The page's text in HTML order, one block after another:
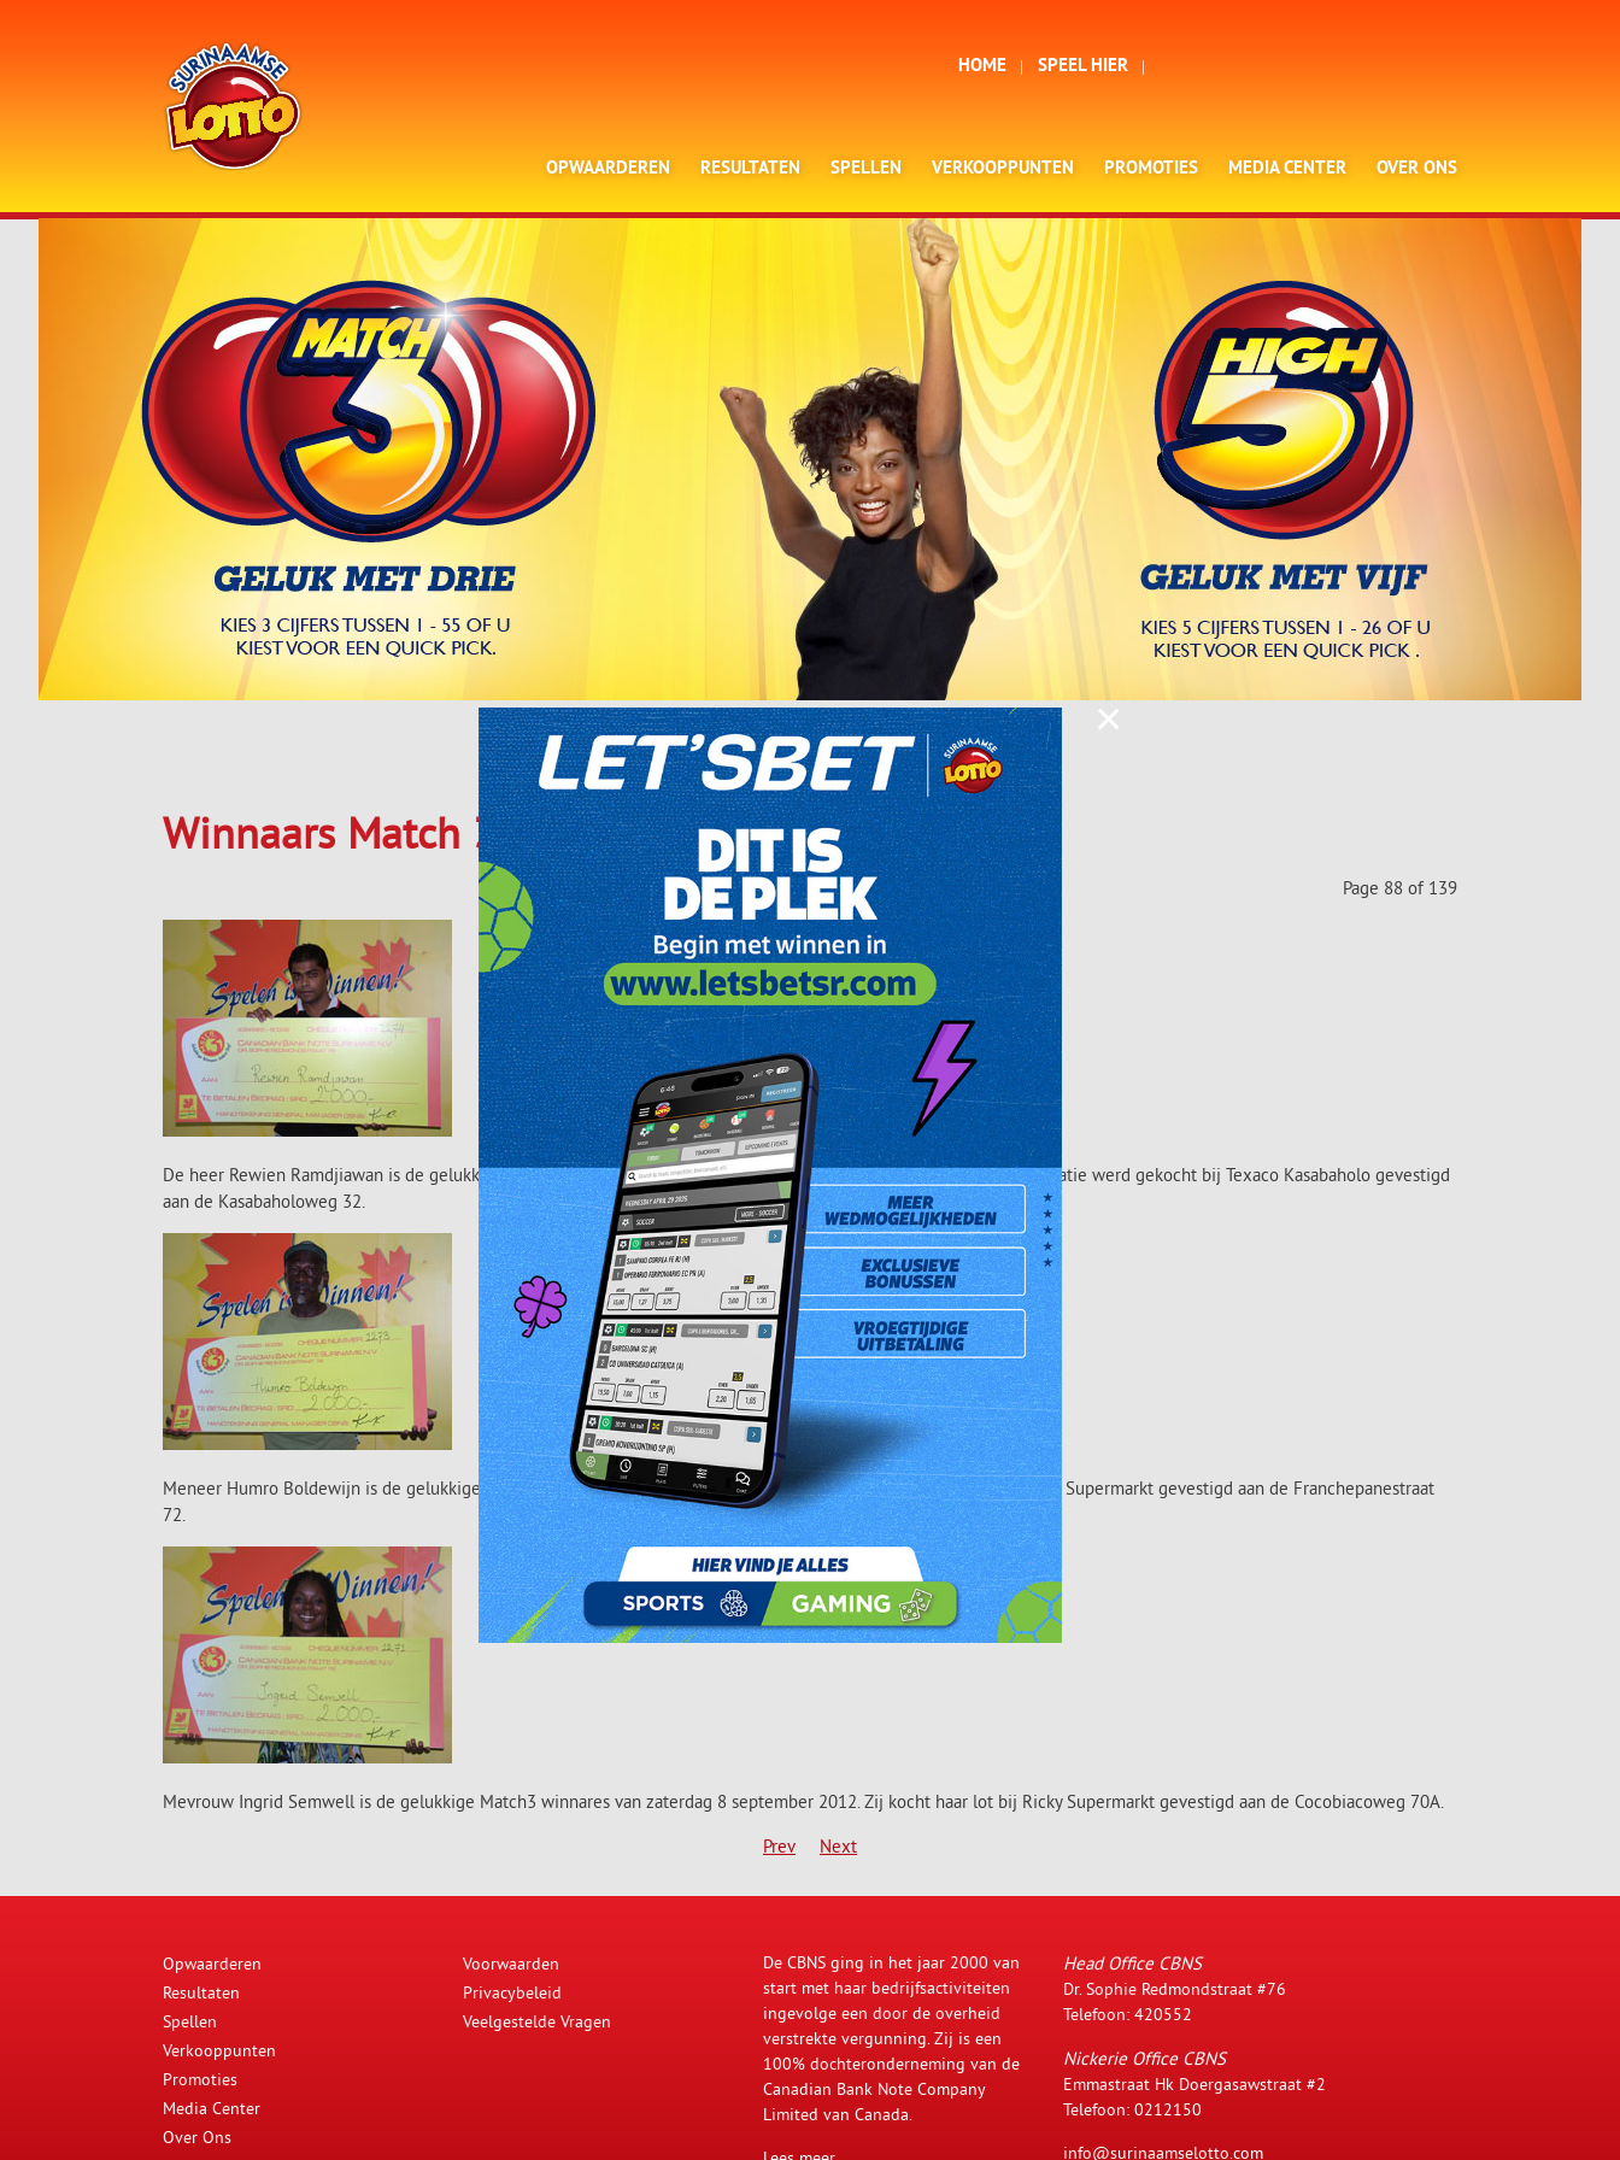
HOME SPEEL HIER
OPWAARDEREN RESULTATEN SPELLEN VERKOOPPUNTEN PROMOTIES MEDIA CENTER OVER ONS
Winnaars Match 3
Page 88 of 139
De heer Rewien Ramdjiawan is de gelukkige Match3 winnaar van zaterdag 15 september 2012. De winnende combinatie werd gekocht bij Texaco Kasabaholo gevestigd
aan de Kasabaholoweg 32.
Meneer Humro Boldewijn is de gelukkige Match3 winnaar van zaterdag 15 september 2012. Hij kocht het lot bij Li Ya Supermarkt gevestigd aan de Franchepanestraat
72.
Mevrouw Ingrid Semwell is de gelukkige Match3 winnares van zaterdag 8 september 2012. Zij kocht haar lot bij Ricky Supermarkt gevestigd aan de Cocobiacoweg 70A.
Prev
Next
Opwaarderen
Resultaten
Spellen
Verkooppunten
Promoties
Media Center
Over Ons
Voorwaarden
Privacybeleid
Veelgestelde Vragen
De CBNS ging in het jaar 2000 van
start met haar bedrijfsactiviteiten
ingevolge een door de overheid
verstrekte vergunning. Zij is een
100% dochteronderneming van de
Canadian Bank Note Company
Limited van Canada.
Head Office CBNS
Dr. Sophie Redmondstraat #76
Telefoon: 420552
Nickerie Office CBNS
Emmastraat Hk Doergasawstraat #2
Telefoon: 0212150
info@surinaamselotto.com
×